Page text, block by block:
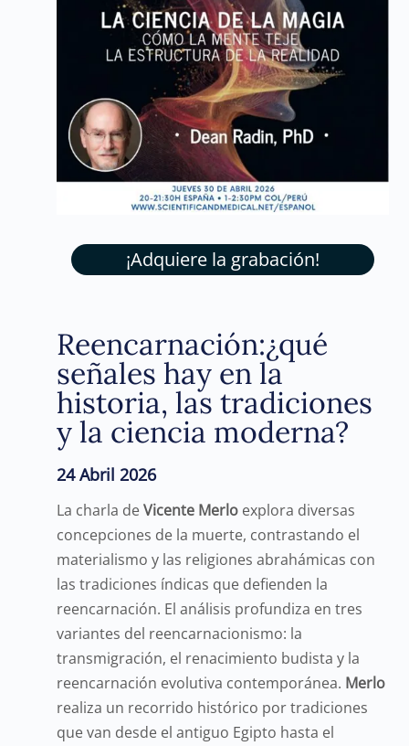
¡Adquiere la grabación!
Reencarnación:¿qué
señales hay en la
historia, las tradiciones
y la ciencia moderna?
24 Abril 2026
La charla deVicente Merlo explora diversas
concepciones de la muerte, contrastando el
materialismo y las religiones abrahámicas con
las tradiciones índicas que defienden la
reencarnación. El análisis profundiza en tres
variantes del reencarnacionismo: la
transmigración, el renacimiento budista y la
reencarnación evolutiva contemporánea. Merlo
realiza un recorrido histórico por tradiciones
que van desde el antiguo Egipto hasta el